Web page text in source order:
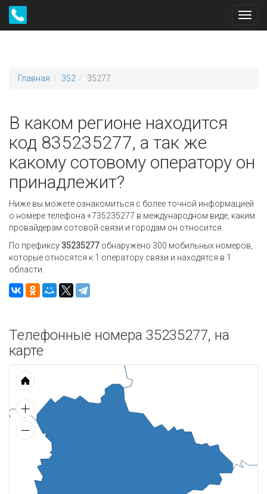
Главная 352 35277
В каком регионе находится
код 835235277, а так же
какому сотовому оператору он
принадлежит?
Ниже вы можете ознакомиться с более точной информацией
о номере телефона +735235277 в международном виде, каким
провайдерам сотовой связи и городам он относится.
По префиксу 35235277 обнаружено 300 мобильных номеров,
которые относятся к 1 оператору связи и находятся в 1
области.
Телефонные номера 35235277, на
карте